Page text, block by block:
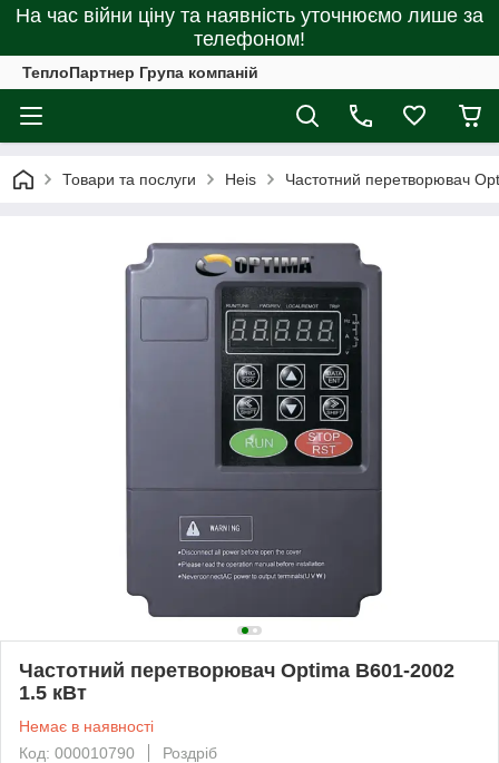
На час війни ціну та наявність уточнюємо лише за
телефоном!
ТеплоПартнер Група компаній
Товари та послуги Heis Частотний перетворювач
Частотний перетворювач Optima B601-2002
1.5 кВт
Немає в наявності
Код: 000010790
Роздріб